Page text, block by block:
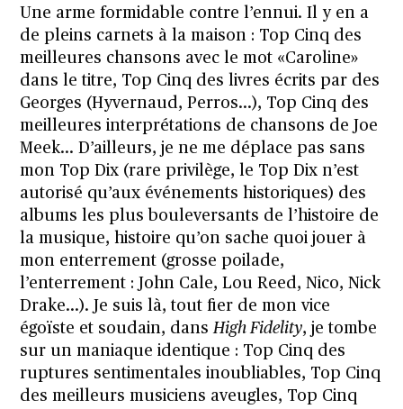
Une arme formidable contre l’ennui. Il y en a
de pleins carnets à la maison : Top Cinq des
meilleures chansons avec le mot «Caroline»
dans le titre, Top Cinq des livres écrits par des
Georges (Hyvernaud, Perros…), Top Cinq des
meilleures interprétations de chansons de Joe
Meek… D’ailleurs, je ne me déplace pas sans
mon Top Dix (rare privilège, le Top Dix n’est
autorisé qu’aux événements historiques) des
albums les plus bouleversants de l’histoire de
la musique, histoire qu’on sache quoi jouer à
mon enterrement (grosse poilade,
l’enterrement : John Cale, Lou Reed, Nico, Nick
Drake…). Je suis là, tout fier de mon vice
égoïste et soudain, dans High Fidelity, je tombe
sur un maniaque identique : Top Cinq des
ruptures sentimentales inoubliables, Top Cinq
des meilleurs musiciens aveugles, Top Cinq